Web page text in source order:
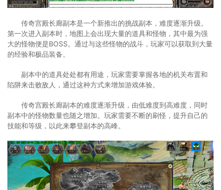
传奇宫殿长廊副本是一个新推出的挑战副本，难度逐渐升级。
第一次进入副本时，地图上会出现大量的道具和怪物，其中最为强
大的怪物便是BOSS。通过与这些怪物的战斗，玩家可以获取到大量
的经验和极品装备。
副本中的道具处处都有用途，玩家需要掌握各地的机关布置和
陷阱来击败敌人，通过这种方式来增加游戏体验。
传奇宫殿长廊副本的难度逐渐升级，由低难度到高难度，同时
副本中的怪物数量也随之增加。玩家需要不断的刷怪，提升自己的
技能和等级，以此来攀登副本的高峰。